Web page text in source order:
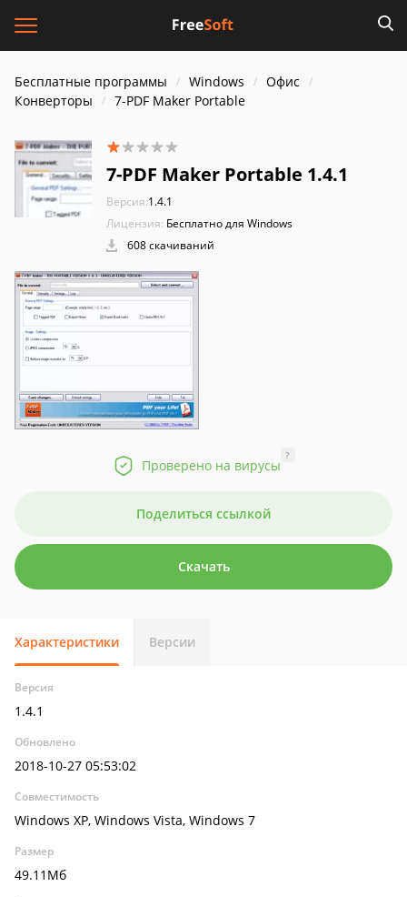
Бесплатные программы Windows
Офис
Конверторы
7-PDF Maker Portable
7-PDF Maker Portable 1.4.1
Версия:1.4.1
Лицензия: Бесплатно для Windows
608 скачиваний
Проверено на вирусы
?
Поделиться ссылкой
Скачать
Характеристики Версии
Версия
1.4.1
Обновлено
2018-10-27 05:53:02
Совместимость
Windows XP, Windows Vista, Windows 7
Размер
49.11Мб